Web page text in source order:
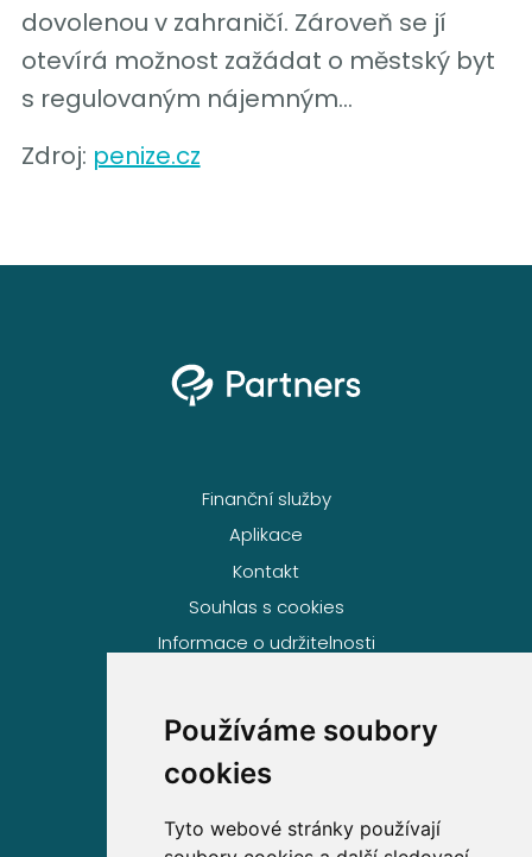
Používáme soubory
cookies
Tyto webové stránky používají
dovolenou v zahraničí. Zároveň se jí
otevírá možnost zažádat o městský byt
s regulovaným nájemným…
Zdroj: penize.cz
Finanční služby
Aplikace
Kontakt
Souhlas s cookies
Informace o udržitelnosti
Volejte zdarma na
800 63 63 63